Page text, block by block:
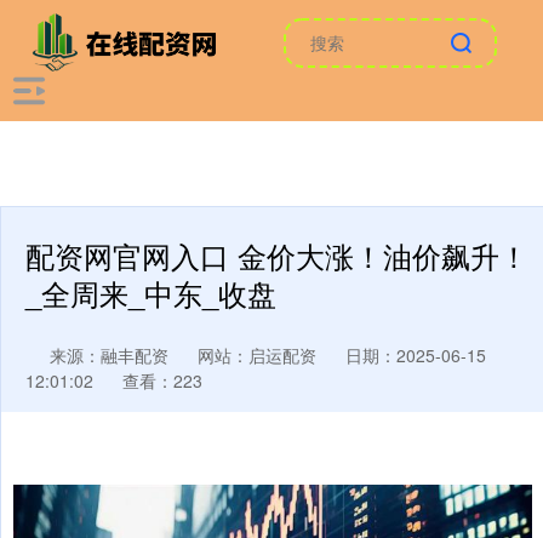
配资网官网入口 金价大涨！油价飙升！
_全周来_中东_收盘
来源：融丰配资 网站：启运配资
日期：2025-06-15
12:01:02
查看：223